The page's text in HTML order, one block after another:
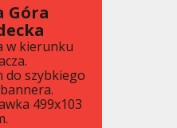
Góra
w kierunku
do szybkiego
499x103